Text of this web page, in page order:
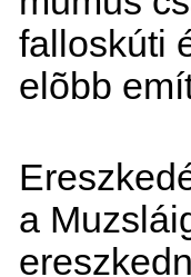
falloskúti
elõbb
a